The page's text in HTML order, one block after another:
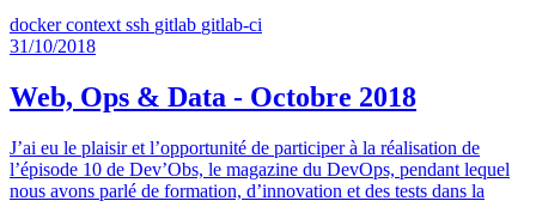
docker context ssh gitlab gitlab-ci
31/10/2018
Web, Ops & Data - Octobre 2018
J’ai eu le plaisir et l’opportunité de participer à la réalisation de
l’épisode 10 de Dev’Obs, le magazine du DevOps, pendant lequel
nous avons parlé de formation, d’innovation et des tests dans la